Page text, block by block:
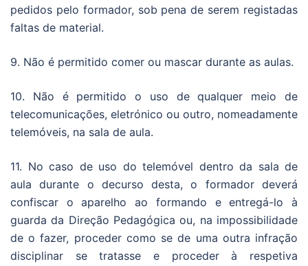
pedidos pelo formador, sob pena de serem registadas
faltas de material.
9. Não é permitido comer ou mascar durante as aulas.
10. Não é permitido o uso de qualquer meio de
telecomunicações, eletrónico ou outro, nomeadamente
telemóveis, na sala de aula.
11. No caso de uso do telemóvel dentro da sala de
aula durante o decurso desta, o formador deverá
confiscar o aparelho ao formando e entregá-lo à
guarda da Direção Pedagógica ou, na impossibilidade
de o fazer, proceder como se de uma outra infração
disciplinar se tratasse e proceder à respetiva